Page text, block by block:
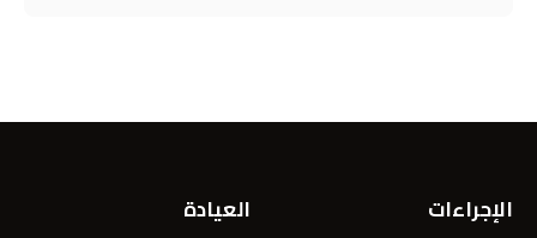
الإجراءات
العيادة